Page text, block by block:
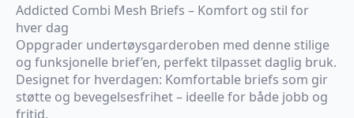
Addicted Combi Mesh Briefs – Komfort og stil for
hver dag
Oppgrader undertøysgarderoben med denne stilige
og funksjonelle brief’en, perfekt tilpasset daglig bruk.
Designet for hverdagen: Komfortable briefs som gir
støtte og bevegelsesfrihet – ideelle for både jobb og
fritid.